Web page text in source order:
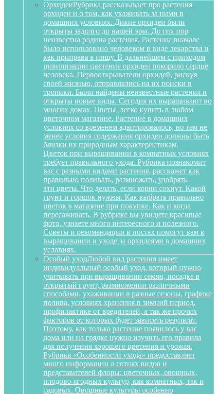
ОрхидеиРубрика рассказывает про растения
орхидеи и о том, как ухаживать за ними в
домашних условиях. Дикие орхидеи были
открыты задолго до нашей эры. До сих пор
неизвестна родина растения. Растение вначале
было использовано человеком в виде лекарства и
как приправа в пищу. В дальнейшем с приходом
цивилизации цветение орхидеи покорило сердце
человека. Первооткрыватели орхидей, рискуя
своей жизнью, отправлялись на их поиски в
тропики. Были найдены неизвестные растения и
открыты новые виды. Сегодня их выращивают во
многих домах. Цветы легко купить в любом
цветочном магазине. Растение в домашних
условиях со временем адаптировалось, но тем не
менее условия содержания орхидеи должны быть
близки их природным характеристикам.
Цветок при выращивании в комнатных условиях
требует правильного ухода. Рубрика познакомит
вас с разными видами растения, расскажет как
правильно поливать, размножать, удобрять
эти цветы. Что делать, если корни сохнут. Какой
грунт и горшок нужны. Как выбрать правильно
цветок в магазине при покупке. Как и когда
пересаживать. В рубрике вы увидите красивые
фото, узнаете много интересного и полезного.
Советы и рекомендации в постах помогут вам в
выращивании и уходе за орхидеями в домашних
условиях.
Особый уходЛюбой вид растения имеет
индивидуальный особый уход, который нужно
учитывать при выращивании семян, посадке в
открытый грунт, размножении различными
способами, ухаживании в разные сезоны, графике
полива, условиях хранения в зимний период,
профилактике от вредителей, а так же прочих
факторов от которых будет зависеть результат.
Поэтому, как только растение появилось у вас
дома или на грядке нужно изучить его правила
для получения хорошего цветения и урожая.
Рубрика «Особенности ухода» предоставляет
много информации о сотнях видов и
представителей флоры: цветочных, овощных,
плодово-ягодных культур, как комнатных, так и
садовых. Овощные культуры особенно